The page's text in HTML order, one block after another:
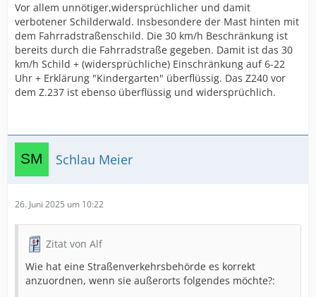
Vor allem unnötiger,widersprüchlicher und damit
verbotener Schilderwald. Insbesondere der Mast hinten mit
dem Fahrradstraßenschild. Die 30 km/h Beschränkung ist
bereits durch die Fahrradstraße gegeben. Damit ist das 30
km/h Schild + (widersprüchliche) Einschränkung auf 6-22
Uhr + Erklärung "Kindergarten" überflüssig. Das Z240 vor
dem Z.237 ist ebenso überflüssig und widersprüchlich.
Schlau Meier
26. Juni 2025 um 10:22
Zitat von Alf
Wie hat eine Straßenverkehrsbehörde es korrekt
anzuordnen, wenn sie außerorts folgendes möchte?: